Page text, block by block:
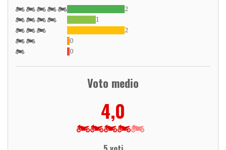
2
1
2
0
0
Voto medio
4,0